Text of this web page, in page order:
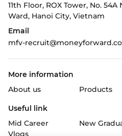
11th Floor, ROX Tower, No.
Ward, Hanoi City, Vietnam
Email
mfv-
More information
About us
Products
Useful link
Mid Career
New
Vlogs